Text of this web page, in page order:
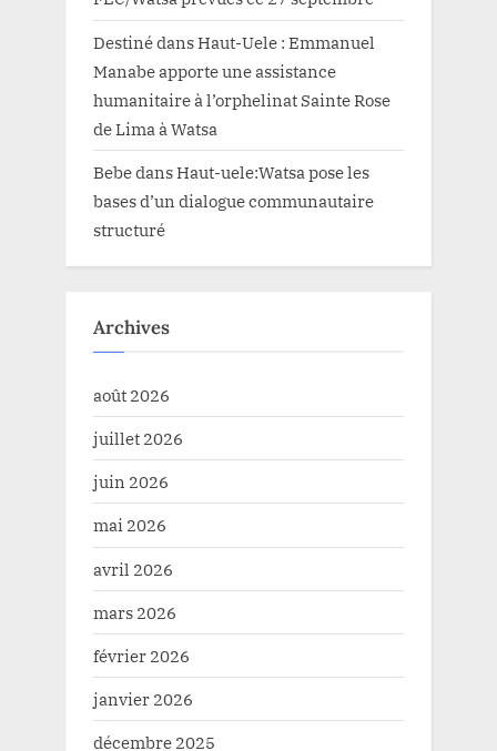
DestinédansHaut-Uele : Emmanuel
Manabe apporte une assistance
humanitaire à l’orphelinat Sainte Rose
de Lima à Watsa
BebedansHaut-uele:Watsa pose les
bases d’un dialogue communautaire
structuré
Archives
août 2026
juillet 2026
juin 2026
mai 2026
avril 2026
mars 2026
février 2026
janvier 2026
décembre 2025